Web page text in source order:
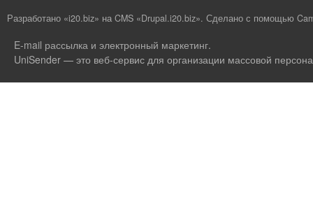
Разработано «i20.biz» на CMS «Drupal.i20.biz». Сделано с помощью
E-mail рассылка и электронный маркетинг.
UniSender — это веб-сервис для организации массовой